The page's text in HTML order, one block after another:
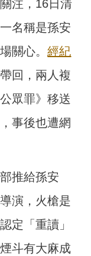
注，16日清
名稱是孫安
關心。經紀
回，兩人複
眾罪》移送
事後也遭網
推給孫安
演，火槍是
定「重讀」
斗有大麻成